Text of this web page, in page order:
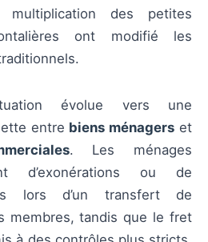
des petites
ont modifié les
évolue vers une
entre biens ménagers et
. Les ménages
d’exonérations ou de
lors d’un transfert de
membres, tandis que le fret